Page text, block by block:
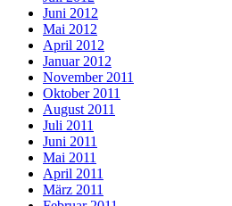
Juni 2012
Mai 2012
April 2012
Januar 2012
November 2011
Oktober 2011
August 2011
Juli 2011
Juni 2011
Mai 2011
April 2011
März 2011